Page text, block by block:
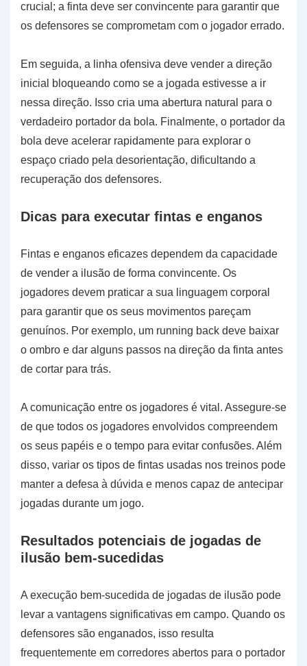
crucial; a finta deve ser convincente para garantir que
os defensores se comprometam com o jogador errado.
Em seguida, a linha ofensiva deve vender a direção
inicial bloqueando como se a jogada estivesse a ir
nessa direção. Isso cria uma abertura natural para o
verdadeiro portador da bola. Finalmente, o portador da
bola deve acelerar rapidamente para explorar o
espaço criado pela desorientação, dificultando a
recuperação dos defensores.
Dicas para executar fintas e enganos
Fintas e enganos eficazes dependem da capacidade
de vender a ilusão de forma convincente. Os
jogadores devem praticar a sua linguagem corporal
para garantir que os seus movimentos pareçam
genuínos. Por exemplo, um running back deve baixar
o ombro e dar alguns passos na direção da finta antes
de cortar para trás.
A comunicação entre os jogadores é vital. Assegure-se
de que todos os jogadores envolvidos compreendem
os seus papéis e o tempo para evitar confusões. Além
disso, variar os tipos de fintas usadas nos treinos pode
manter a defesa à dúvida e menos capaz de antecipar
jogadas durante um jogo.
Resultados potenciais de jogadas de
ilusão bem-sucedidas
A execução bem-sucedida de jogadas de ilusão pode
levar a vantagens significativas em campo. Quando os
defensores são enganados, isso resulta
frequentemente em corredores abertos para o portador